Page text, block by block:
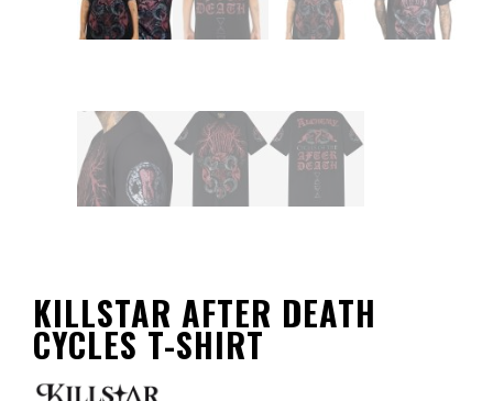
KILLSTAR AFTER DEATH
CYCLES T-SHIRT